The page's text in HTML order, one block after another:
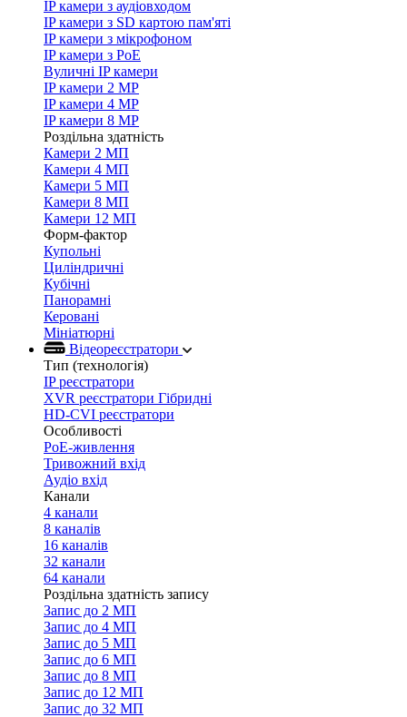
IP камери з аудіовходом
IP камери з SD картою пам'яті
IP камери з мікрофоном
IP камери з PoE
Вуличні IP камери
IP камери 2 MP
IP камери 4 MP
IP камери 8 MP
Роздільна здатність
Камери 2 МП
Камери 4 МП
Камери 5 МП
Камери 8 МП
Камери 12 МП
Форм-фактор
Купольні
Циліндричні
Кубічні
Панорамні
Керовані
Мініатюрні
Відеореєстратори
Тип (технологія)
IP реєстратори
XVR реєстратори Гібридні
HD-CVI реєстратори
Особливості
PoE-живлення
Тривожний вхід
Аудіо вхід
Канали
4 канали
8 каналів
16 каналів
32 канали
64 канали
Роздільна здатність запису
Запис до 2 МП
Запис до 4 МП
Запис до 5 МП
Запис до 6 МП
Запис до 8 МП
Запис до 12 МП
Запис до 32 МП